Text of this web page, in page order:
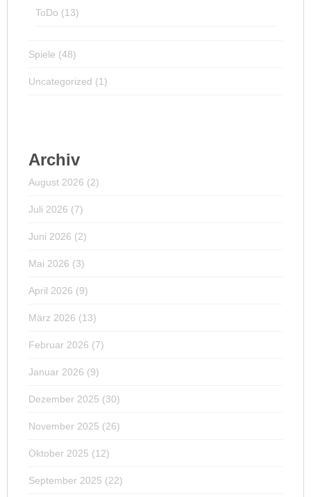
ToDo (13)
Spiele (48)
Uncategorized (1)
Archiv
August 2026 (2)
Juli 2026 (7)
Juni 2026 (2)
Mai 2026 (3)
April 2026 (9)
März 2026 (13)
Februar 2026 (7)
Januar 2026 (9)
Dezember 2025 (30)
November 2025 (26)
Oktober 2025 (12)
September 2025 (22)